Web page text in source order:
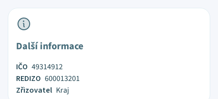
Další informace
IČO 49314912
REDIZO 600013201
Zřizovatel Kraj